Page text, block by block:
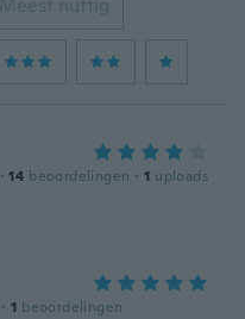
Meest nuttig
· 14 beoordelingen · 1 uploads
· 1 beoordelingen